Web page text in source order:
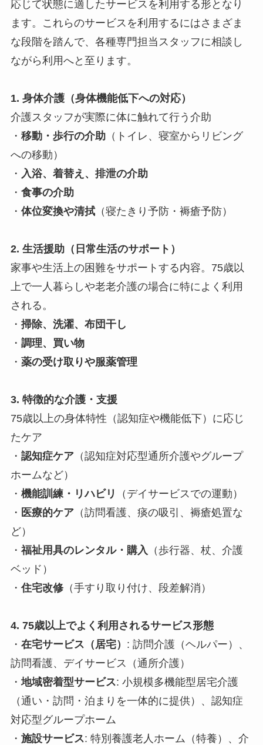
応じて状態に適したサービスを利用する形となり
ます。これらのサービスを利用するにはさまざま
な段階を踏んで、各種専門担当スタッフに相談し
ながら利用へと至ります。
1. 身体介護（身体機能低下への対応）
介護スタッフが実際に体に触れて行う介助
・ 移動・歩行の介助（トイレ、寝室からリビング
への移動）
・ 入浴、着替え、排泄の介助
・ 食事の介助
・ 体位変換や清拭（寝たきり予防・褥瘡予防）
2. 生活援助（日常生活のサポート）
家事や生活上の困難をサポートする内容。75歳以
上で一人暮らしや老老介護の場合に特によく利用
される。
・ 掃除、洗濯、布団干し
・ 調理、買い物
・ 薬の受け取りや服薬管理
3. 特徴的な介護・支援
75歳以上の身体特性（認知症や機能低下）に応じ
たケア
・ 認知症ケア（認知症対応型通所介護やグループ
ホームなど）
・ 機能訓練・リハビリ
（デイサービスでの運動）
・ 医療的ケア（訪問看護、痰の吸引、褥瘡処置な
ど）
・ 福祉用具のレンタル・購入 （歩行器、杖、介護
ベッド）
・ 住宅改修（手すり取り付け、段差解消）
4. 75歳以上でよく利用されるサービス形態
・ 在宅サービス（居宅） : 訪問介護（ヘルパー）、
訪問看護、デイサービス（通所介護）
・地域密着型サービス: 小規模多機能型居宅介護
（通い・訪問・泊まりを一体的に提供）、認知症
対応型グループホーム
・ 施設サービス: 特別養護老人ホーム（特養）、介